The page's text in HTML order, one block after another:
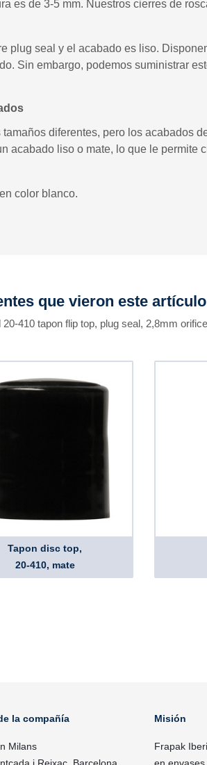
es de 3-5 mm. Nuestros cierres de
plug seal y el acabado es liso.
Sin embargo, podemos suministrar
diferentes, pero los acabados
acabado liso o mate, lo que le permite
color blanco.
que vieron este
20-410 tapon flip top, plug seal, 2,8mm
Tapon disc top,
20-410, mate
la compañía
Milans
Misión
Frapak